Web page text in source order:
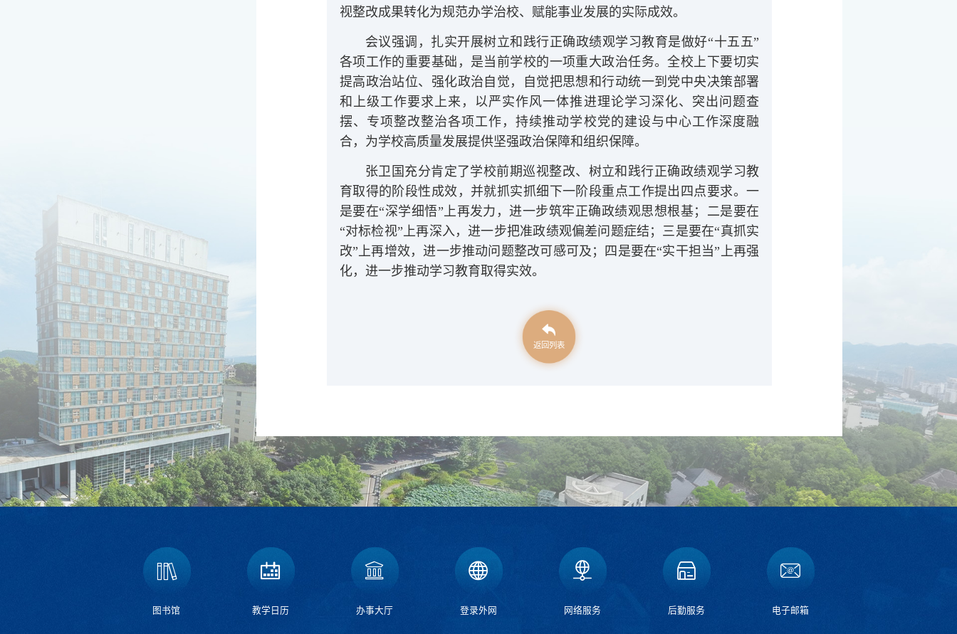
视整改成果转化为规范办学治校、赋能事业发展的实际成效。
会议强调，扎实开展树立和践行正确政绩观学习教育是做好“十五五”
各项工作的重要基础，是当前学校的一项重大政治任务。全校上下要切实
提高政治站位、强化政治自觉，自觉把思想和行动统一到党中央决策部署
和上级工作要求上来，以严实作风一体推进理论学习深化、突出问题查
摆、专项整改整治各项工作，持续推动学校党的建设与中心工作深度融
合，为学校高质量发展提供坚强政治保障和组织保障。
张卫国充分肯定了学校前期巡视整改、树立和践行正确政绩观学习教
育取得的阶段性成效，并就抓实抓细下一阶段重点工作提出四点要求。一
是要在“深学细悟”上再发力，进一步筑牢正确政绩观思想根基；二是要在
“对标检视”上再深入，进一步把准政绩观偏差问题症结；三是要在“真抓实
改”上再增效，进一步推动问题整改可感可及；四是要在“实干担当”上再强
化，进一步推动学习教育取得实效。
返回列表
图书馆 教学日历 办事大厅 登录外网 网络服务 后勤服务 电子邮箱